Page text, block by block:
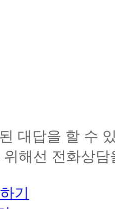
대답을 할 수
해선 전화상
기